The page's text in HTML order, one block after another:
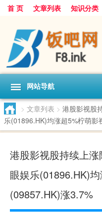
首 页 文章列表 知识分类
网站导航
> 文章列表 > 港股影视股
乐(01896.HK)均涨超5%柠萌
港股影视股持续上
眼娱乐(01896.HK)
(09857.HK)涨3.7%